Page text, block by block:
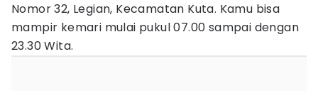
Nomor 32, Legian, Kecamatan Kuta. Kamu bisa
mampir kemari mulai pukul 07.00 sampai dengan
23.30 Wita.